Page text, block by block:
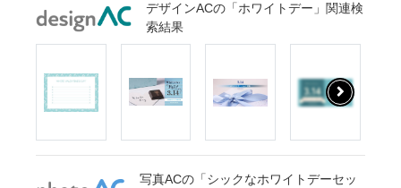
デザインACの「ホワイトデー」関連検
索結果
写真ACの「シックなホワイトデーセッ